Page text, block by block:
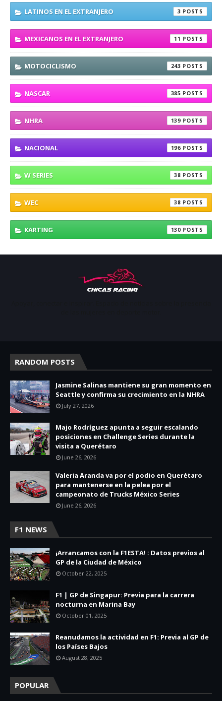
LATINOS EN EL EXTRANJERO 3
MEXICANOS EN EL EXTRANJERO 11
MOTOCICLISMO 243
NASCAR 385
NHRA 139
NACIONAL 196
W SERIES 38
WEC 38
KARTING 130
RANDOM POSTS
Jasmine Salinas mantiene su gran momento en
Seattle y confirma su crecimiento en la NHRA
July 27, 2026
Majo Rodríguez apunta a seguir escalando
posiciones en Challenge Series durante la
visita a Querétaro
June 26, 2026
Valeria Aranda va por el podio en Querétaro
para mantenerse en la pelea por el
campeonato de Trucks México Series
June 26, 2026
F1 NEWS
¡Arrancamos con la F1ESTA! : Datos previos al
GP de la Ciudad de México
October 22, 2025
F1 | GP de Singapur: Previa para la carrera
nocturna en Marina Bay
October 01, 2025
Reanudamos la actividad en F1: Previa al GP de
los Países Bajos
August 28, 2025
POPULAR